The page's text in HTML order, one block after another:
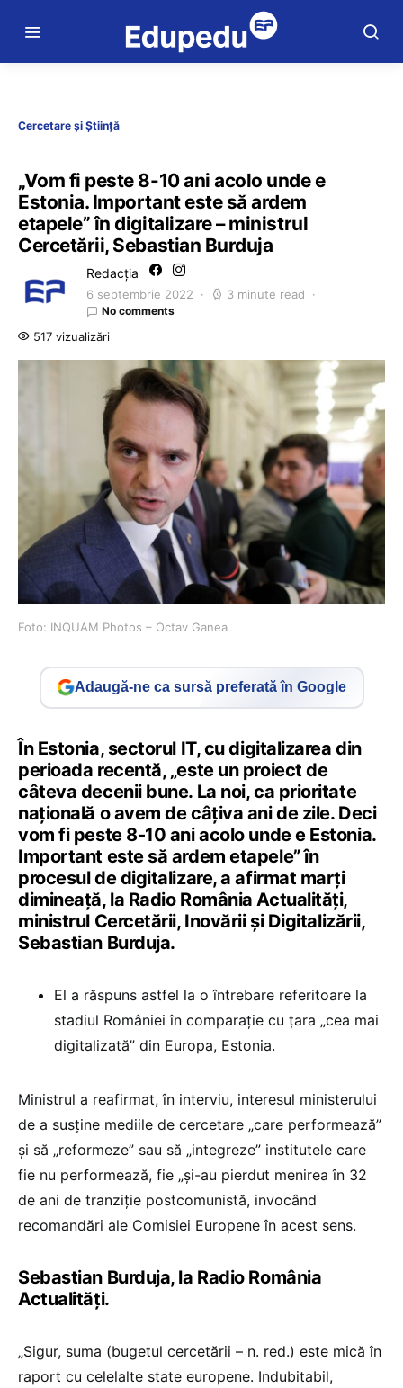
Cercetare și Știință
„Vom fi peste 8-10 ani acolo unde e
Estonia. Important este să ardem
etapele” în digitalizare – ministrul
Cercetării, Sebastian Burduja
Redacția
6 septembrie 2022 3 minute read
No comments
517 vizualizări
Foto: INQUAM Photos – Octav Ganea
Adaugă-ne ca sursă preferată în Google
În Estonia, sectorul IT, cu digitalizarea din
perioada recentă, „este un proiect de
câteva decenii bune. La noi, ca prioritate
națională o avem de câțiva ani de zile. Deci
vom fi peste 8-10 ani acolo unde e Estonia.
Important este să ardem etapele” în
procesul de digitalizare, a afirmat marți
dimineață, la Radio România Actualități,
ministrul Cercetării, Inovării și Digitalizării,
Sebastian Burduja.
El a răspuns astfel la o întrebare referitoare la
stadiul României în comparație cu țara „cea mai
digitalizată” din Europa, Estonia.
Ministrul a reafirmat, în interviu, interesul ministerului
de a susține mediile de cercetare „care performează”
și să „reformeze” sau să „integreze” institutele care
fie nu performează, fie „și-au pierdut menirea în 32
de ani de tranziție postcomunistă, invocând
recomandări ale Comisiei Europene în acest sens.
Sebastian Burduja, la Radio România
Actualități.
„Sigur, suma (bugetul cercetării – n. red.) este mică în
raport cu celelalte state europene. Indubitabil,